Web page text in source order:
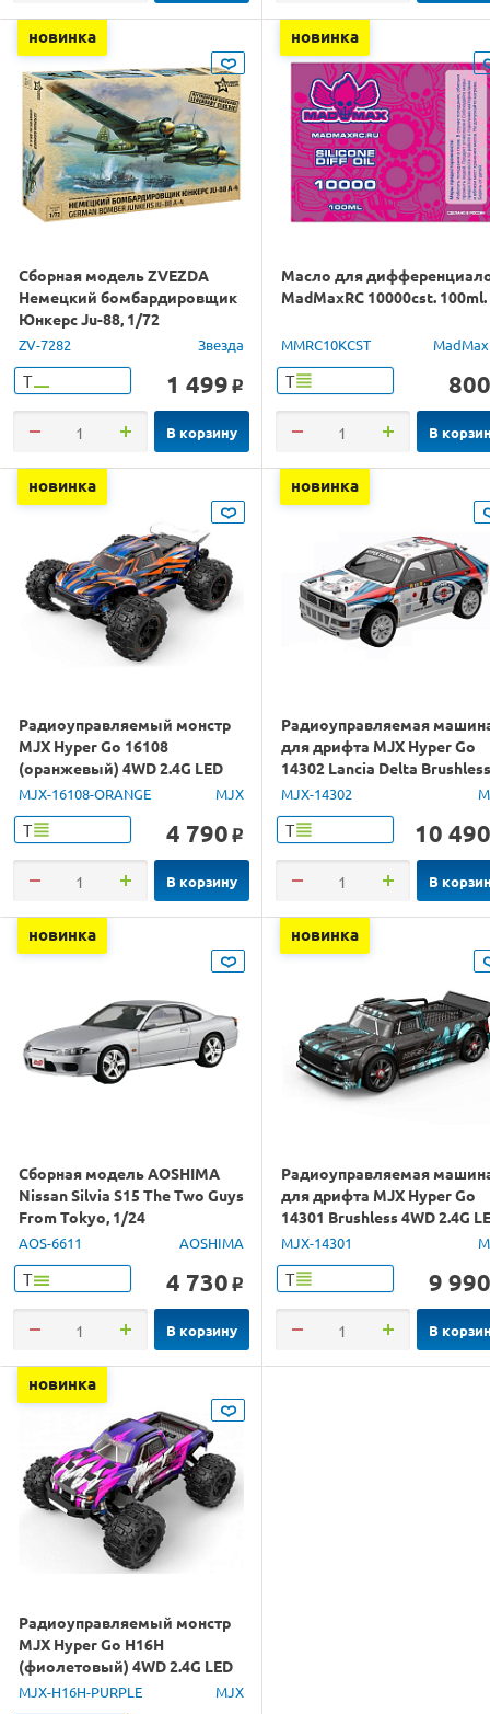
новинка
Сборная модель ZVEZDA
Немецкий бомбардировщик
Юнкерс Ju-88, 1/72
ZV-7282 Звезда
Т 1 499 o
В корзину
новинка
Масло для
MadMaxRC 10000cst. 100ml.
MMRC10KCST
Т 800
В
новинка
Радиоуправляемый монстр
MJX Hyper Go 16108
(оранжевый) 4WD 2.4G LED
1/16 RTR
MJX-16108-ORANGE MJX
Т 4 790 o
В корзину
новинка
Радиоуправляемая
для дрифта MJX Hyper Go
14302 Lancia Delta Brushless
4WD 2.4G LED 1/14 RTR
MJX-14302
Т 10 490
В
новинка
Сборная модель AOSHIMA
Nissan Silvia S15 The Two Guys
From Tokyo, 1/24
AOS-6611 AOSHIMA
Т 4 730 o
В корзину
новинка
Радиоуправляемая
для дрифта MJX Hyper Go
14301 Brushless 4WD 2.4G
1/14 RTR
MJX-14301
Т 9 990
В
новинка
Радиоуправляемый монстр
MJX Hyper Go H16H
(фиолетовый) 4WD 2.4G LED
GPS 1/16 RTR
MJX-H16H-PURPLE MJX